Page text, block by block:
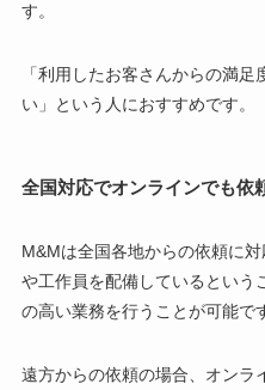
す。
「利用したお客さんからの満
い」という人におすすめです。
全国対応でオンラインでも依
M&Mは全国各地からの依頼に
や工作員を配備しているという
の高い業務を行うことが可能で
遠方からの依頼の場合、オンラ